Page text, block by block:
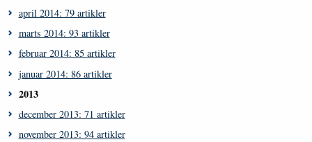
april 2014: 79 artikler
marts 2014: 93 artikler
februar 2014: 85 artikler
januar 2014: 86 artikler
2013
december 2013: 71 artikler
november 2013: 94 artikler